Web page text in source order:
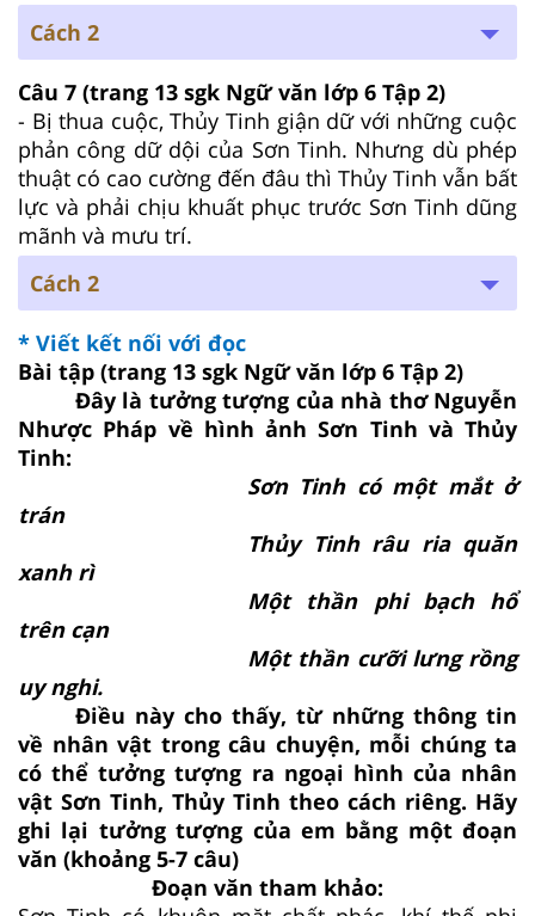
Cách 2
Câu 7 (trang 13 sgk Ngữ văn lớp 6 Tập 2)
- Bị thua cuộc, Thủy Tinh giận dữ với những cuộc
phản công dữ dội của Sơn Tinh. Nhưng dù phép
thuật có cao cường đến đâu thì Thủy Tinh vẫn bất
lực và phải chịu khuất phục trước Sơn Tinh dũng
mãnh và mưu trí.
Cách 2
* Viết kết nối với đọc
Bài tập (trang 13 sgk Ngữ văn lớp 6 Tập 2)
Đây là tưởng tượng của nhà thơ Nguyễn
Nhược Pháp về hình ảnh Sơn Tinh và Thủy
Tinh:
Sơn Tinh có một mắt ở
trán
Thủy Tinh râu ria quăn
xanh rì
Một thần phi bạch hổ
trên cạn
Một thần cưỡi lưng rồng
uy nghi.
Điều này cho thấy, từ những thông tin
về nhân vật trong câu chuyện, mỗi chúng ta
có thể tưởng tượng ra ngoại hình của nhân
vật Sơn Tinh, Thủy Tinh theo cách riêng. Hãy
ghi lại tưởng tượng của em bằng một đoạn
văn (khoảng 5-7 câu)
Đoạn văn tham khảo: